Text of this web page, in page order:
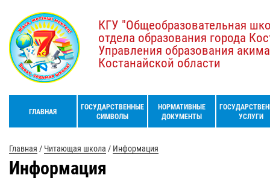
КГУ "Общеобразовательная
отдела образования города
Управления образования
Костанайской области
ГЛАВНАЯ
ГОСУДАРСТВЕННЫЕ
СИМВОЛЫ
НОРМАТИВНЫЕ
ДОКУМЕНТЫ
УСЛУГИ
Главная / Читающая школа / Информация
Информация